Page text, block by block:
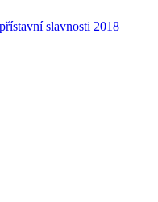
slavnosti 2018